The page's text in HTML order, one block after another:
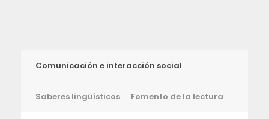
Comunicación e interacción social
Saberes lingüísticos Fomento de la lectura